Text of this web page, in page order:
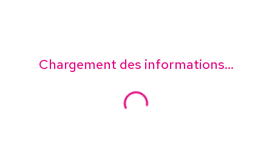
Chargement des informations...